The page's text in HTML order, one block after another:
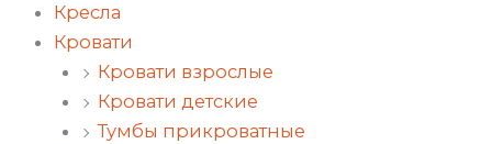
Кресла
Кровати
Кровати взрослые
Кровати детские
Тумбы прикроватные